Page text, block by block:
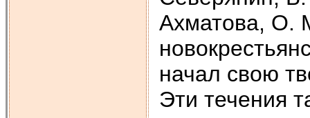
Ахматова, О.
начал свою
Эти течения